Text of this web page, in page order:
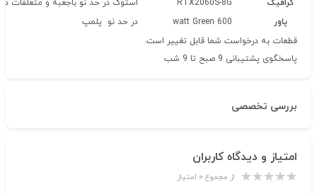
گرافیک RTX2060S-8G
استوک در حد نو باجعبه و متعلقات
پاور
600 watt Green
در حد نو پلمپ
قطعات به درخواست شما قابل تغییر است.
پاسخگوی پشتیبانی 9 صبح تا 9 شب
بررسی تخصصی
امتیاز و دیدگاه کاربران
از مجموع ۰ امتیاز